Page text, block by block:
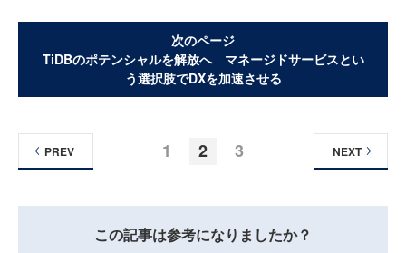
次のページ
TiDBのポテンシャルを解放へ マネージドサービスとい
う選択肢でDXを加速させる
1 2 3
PREV NEXT
この記事は参考になりましたか？